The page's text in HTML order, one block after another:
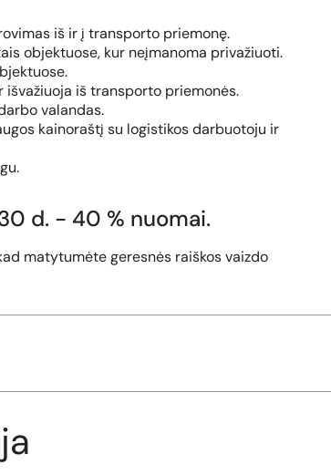
iš ir į transporto priemonę.
objektuose, kur neįmanoma privažiuoti.
išvažiuoja iš transporto priemonės.
valandas.
kainoraštį su logistikos darbuotoju ir
d. - 40 % nuomai.
matytumėte geresnės raiškos vaizdo